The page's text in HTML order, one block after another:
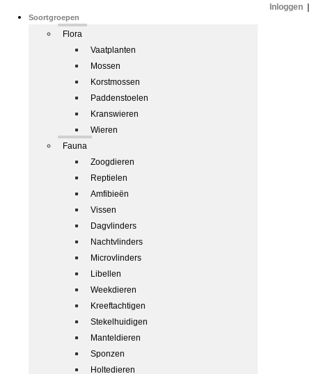
Soortgroepen
Flora
Vaatplanten
Mossen
Korstmossen
Paddenstoelen
Kranswieren
Wieren
Fauna
Zoogdieren
Reptielen
Amfibieën
Vissen
Dagvlinders
Nachtvlinders
Microvlinders
Libellen
Weekdieren
Kreeftachtigen
Stekelhuidigen
Manteldieren
Sponzen
Holtedieren
Inloggen